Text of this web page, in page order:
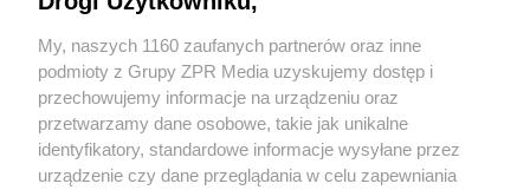
My, naszych 1160 zaufanych partnerów oraz inne
podmioty z Grupy ZPR Media uzyskujemy dostęp i
przechowujemy informacje na urządzeniu oraz
przetwarzamy dane osobowe, takie jak unikalne
identyfikatory, standardowe informacje wysyłane przez
urządzenie czy dane przeglądania w celu zapewniania